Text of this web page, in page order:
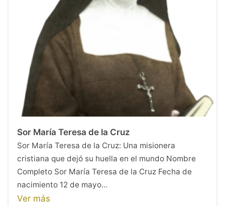
Sor María Teresa de la Cruz
Sor María Teresa de la Cruz: Una misionera
cristiana que dejó su huella en el mundo Nombre
Completo Sor María Teresa de la Cruz Fecha de
nacimiento 12 de mayo…
Ver más